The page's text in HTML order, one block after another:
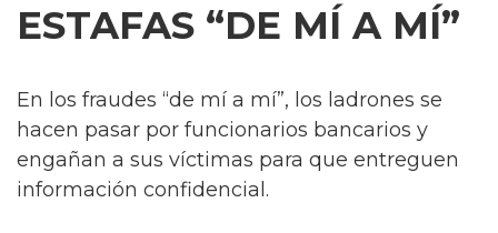
ESTAFAS “DE MÍ A MÍ”
En los fraudes “de mí a mí”, los ladrones se
hacen pasar por funcionarios bancarios y
engañan a sus víctimas para que entreguen
información confidencial.